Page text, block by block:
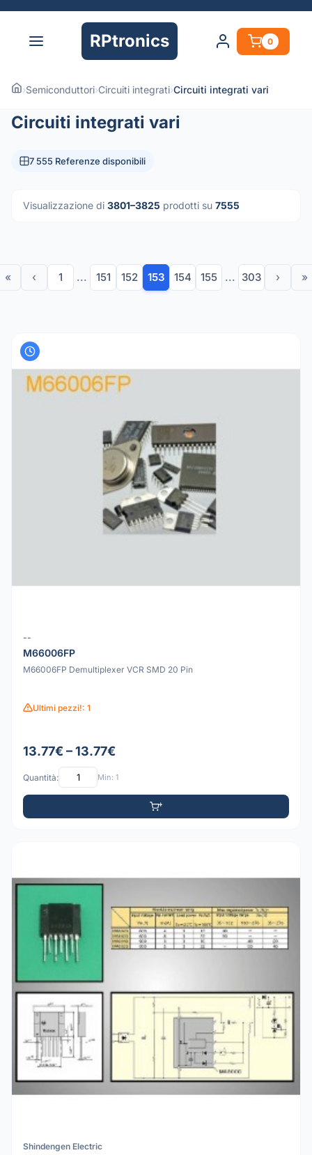
RPtronics 0
›Semiconduttori›Circuiti integrati›Circuiti integrati vari
Circuiti integrati vari
7 555 Referenze disponibili
Visualizzazione di 3801–3825 prodotti su 7555
« ‹ 1 ... 151 152 153 154 155 ... 303 › »
--
M66006FP
M66006FP Demultiplexer VCR SMD 20 Pin
Ultimi pezzi!: 1
13.77€ – 13.77€
Quantità: Min: 1
Shindengen Electric